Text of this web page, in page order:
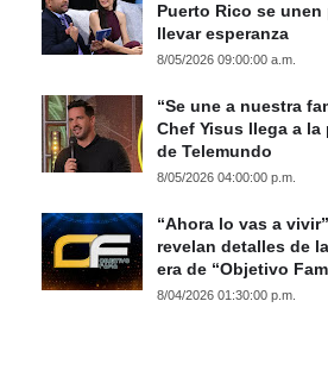
Puerto Rico se unen
llevar esperanza
8/05/2026 09:00:00 a.m.
“Se une a nuestra
Chef Yisus llega a la
de Telemundo
8/05/2026 04:00:00 p.m.
“Ahora lo vas a
revelan detalles de
era de “Objetivo
8/04/2026 01:30:00 p.m.